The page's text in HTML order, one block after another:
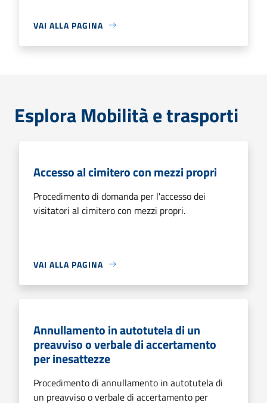
VAI ALLA PAGINA
Esplora Mobilità e trasporti
Accesso al cimitero con mezzi propri
Procedimento di domanda per l'accesso dei
visitatori al cimitero con mezzi propri.
VAI ALLA PAGINA
Annullamento in autotutela di un
preavviso o verbale di accertamento
per inesattezze
Procedimento di annullamento in autotutela di
un preavviso o verbale di accertamento per